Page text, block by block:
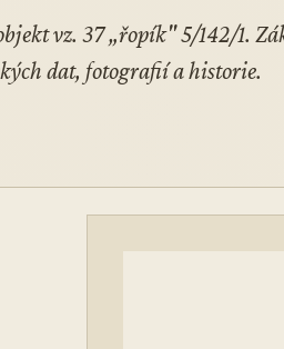
vz. 37 „řopík" 5/142/1.
dat, fotografií a historie.